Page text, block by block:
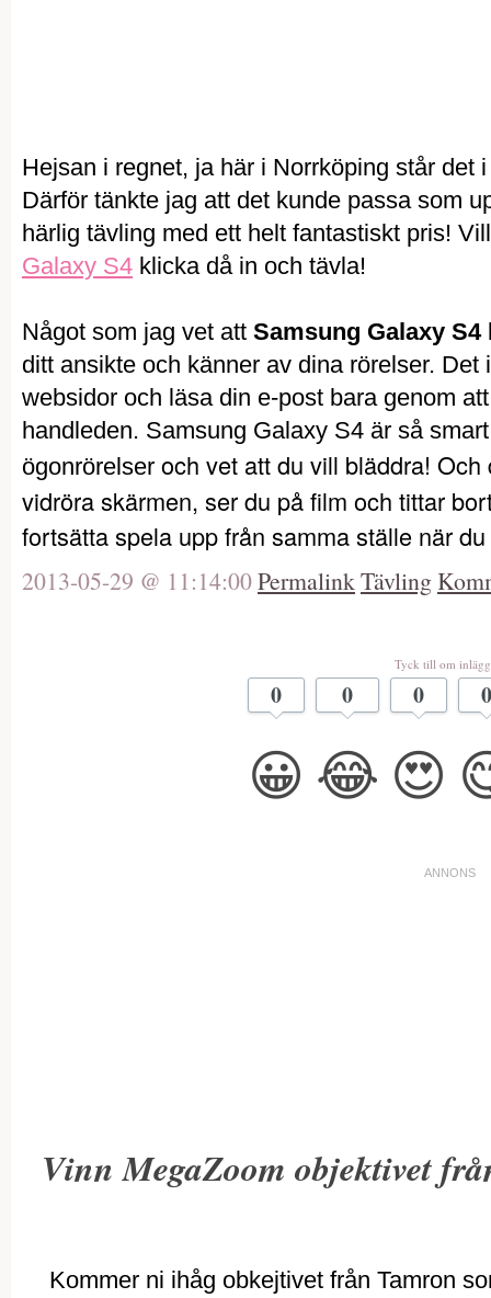
Hejsan i regnet, ja här i Norrköping står det
Därför tänkte jag att det kunde passa som
härlig tävling med ett helt fantastiskt pris!
Galaxy S4 klicka då in och tävla!
Något som jag vet att Samsung Galaxy S4
ditt ansikte och känner av dina rörelser.
websidor och läsa din e-post bara genom
handleden. Samsung Galaxy S4 är så
ögonrörelser och vet att du vill bläddra!
vidröra skärmen, ser du på film och tittar
fortsätta spela upp från samma ställe när
2013-05-29 @ 11:14:00PermalinkTävling
Tyck till om
0
😀
0
😂
0
😍
0
Vinn MegaZoom objektivet
Kommer ni ihåg obkejtivet från Tamron